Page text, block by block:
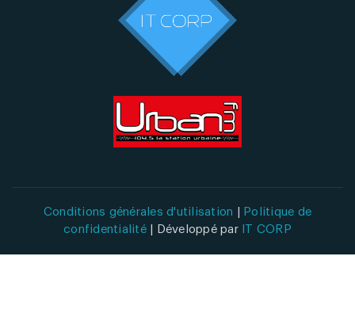
Conditions générales d'utilisation
Politique de
confidentialité
| Développé par IT CORP